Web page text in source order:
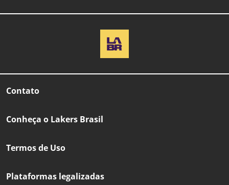
Contato
Conheça o Lakers Brasil
Termos de Uso
Plataformas legalizadas